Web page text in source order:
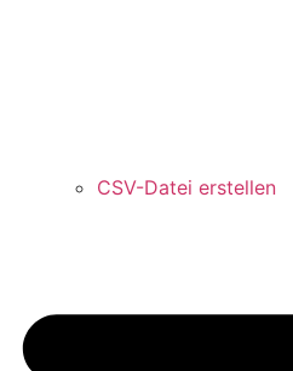
CSV-Datei erstellen